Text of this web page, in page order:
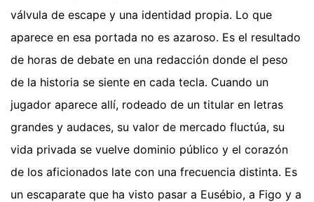
válvula de escape y una identidad propia. Lo que
aparece en esa portada no es azaroso. Es el resultado
de horas de debate en una redacción donde el peso
de la historia se siente en cada tecla. Cuando un
jugador aparece allí, rodeado de un titular en letras
grandes y audaces, su valor de mercado fluctúa, su
vida privada se vuelve dominio público y el corazón
de los aficionados late con una frecuencia distinta. Es
un escaparate que ha visto pasar a Eusébio, a Figo y a